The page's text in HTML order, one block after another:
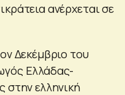
ανέρχεται σε
Δεκέμβριο του
Ελλάδας-
στην ελληνική